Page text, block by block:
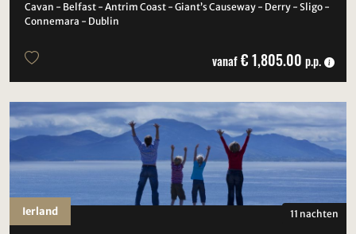
Cavan - Belfast - Antrim Coast - Giant’s Causeway - Derry - Sligo -
Connemara - Dublin
vanaf€ 1,805.00 p.p.
11 nachten
Ierland